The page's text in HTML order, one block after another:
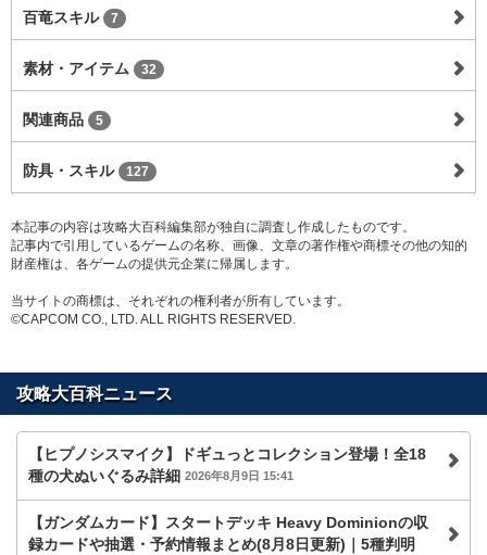
百竜スキル 7
素材・アイテム 32
関連商品 5
防具・スキル 127
本記事の内容は攻略大百科編集部が独自に調査し作成したものです。
記事内で引用しているゲームの名称、画像、文章の著作権や商標その他の知的
財産権は、各ゲームの提供元企業に帰属します。
当サイトの商標は、それぞれの権利者が所有しています。
©CAPCOM CO., LTD. ALL RIGHTS RESERVED.
攻略大百科ニュース
【ヒプノシスマイク】ドギュっとコレクション登場！全18
種の犬ぬいぐるみ詳細 2026年8月9日 15:41
【ガンダムカード】スタートデッキ Heavy Dominionの収
録カードや抽選・予約情報まとめ(8月8日更新)｜5種判明